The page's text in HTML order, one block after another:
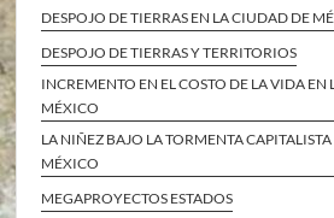
DESPOJO DE TIERRAS EN LA CIUDAD DE
DESPOJO DE TIERRAS Y TERRITORIOS
INCREMENTO EN EL COSTO DE LA VIDA EN
MÉXICO
LA NIÑEZ BAJO LA TORMENTA
MÉXICO
MEGAPROYECTOS ESTADOS